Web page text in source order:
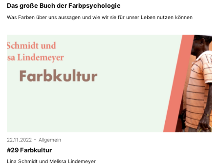
Das große Buch der Farbpsychologie
Was Farben über uns aussagen und wie wir sie für unser Leben nutzen können
22.11.2022 - Allgemein
#29 Farbkultur
Lina Schmidt und Melissa Lindemeyer